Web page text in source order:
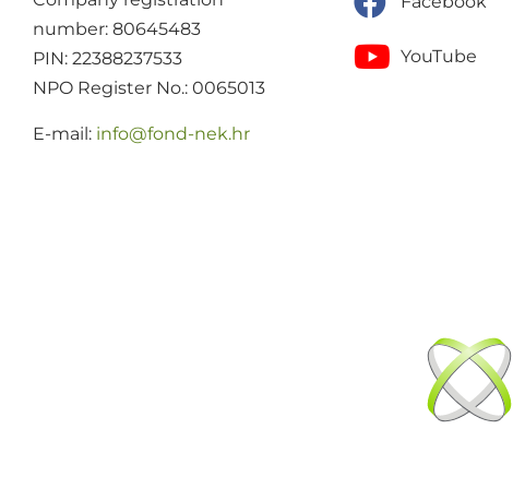
number: 80645483
PIN: 22388237533
NPO Register No.: 0065013
E-mail: rh.ken-dnof
@ofni
YouTube